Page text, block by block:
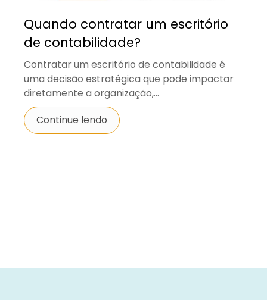
Quando contratar um escritório
de contabilidade?
Contratar um escritório de contabilidade é
uma decisão estratégica que pode impactar
diretamente a organização,...
Continue lendo